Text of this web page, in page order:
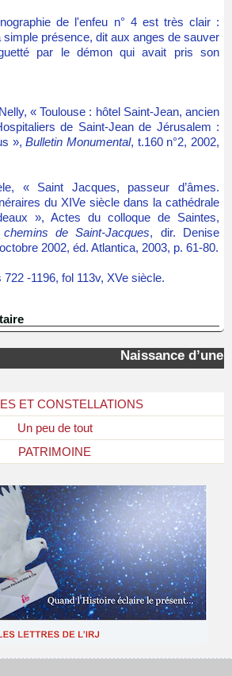
ET CONSTELLATIONS
Un peu de tout
PATRIMOINE
de l'enfeu n° 4 est très clair :
présence, dit aux anges de sauver
par le démon qui avait pris son
« Toulouse : hôtel Saint-Jean, ancien
de Saint-Jean de Jérusalem :
»,Bulletin Monumental, t.160 n°2, 2002,
« Saint Jacques, passeur d’âmes.
du XIVe siècle dans la cathédrale
», Actes du colloque de Saintes,
de Saint-Jacques, dir. Denise
2002, éd. Atlantica, 2003, p. 61-80.
-1196, fol 113v, XVe siècle.
Naissance d’une «